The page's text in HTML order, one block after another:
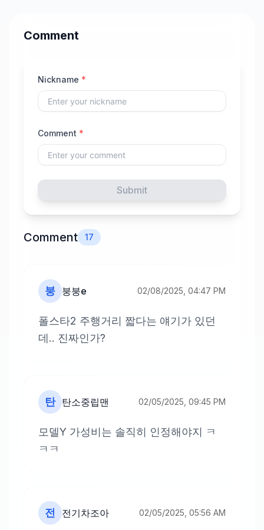
Comment
Nickname *
Comment *
Submit
Comment 17
붕 붕붕e 02/08/2025, 04:47 PM
폴스타2 주행거리 짧다는 얘기가 있던
데.. 진짜인가?
탄 탄소중립맨 02/05/2025, 09:45 PM
모델Y 가성비는 솔직히 인정해야지 ㅋ
ㅋㅋ
전 전기차조아 02/05/2025, 05:56 AM